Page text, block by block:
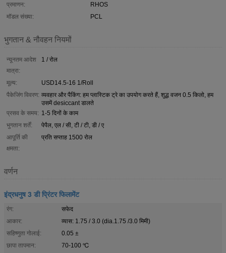
प्रमाणन:
RHOS
मॉडल संख्या:
PCL
भुगतान & नौवहन नियमों
न्यूनतम आदेश
मात्रा:
1 / रोल
मूल्य:
USD14.5-16 1/Roll
पैकेजिंग विवरण: व्यवहार और पैकिंग: हम प्लास्टिक ट्रे का उपयोग करते हैं, शुद्ध वजन 0.5 किलो, हम
उसमें desiccant डालते
प्रसव के समय: 1-5 दिनों के काम
भुगतान शर्तें:
पेपैल, एल / सी, टी / टी, डी / ए
आपूर्ति की
क्षमता:
प्रति सप्ताह 1500 रोल
वर्णन
इंद्रधनुष 3 डी प्रिंटर फिलामेंट
रंग:
सफेद
आकार:
व्यास: 1.75 / 3.0 (dia.1.75 /3.0 मिमी)
सहिष्णुता गोलाई:
0.05 ±
छापा तापमान:
70-100 ℃